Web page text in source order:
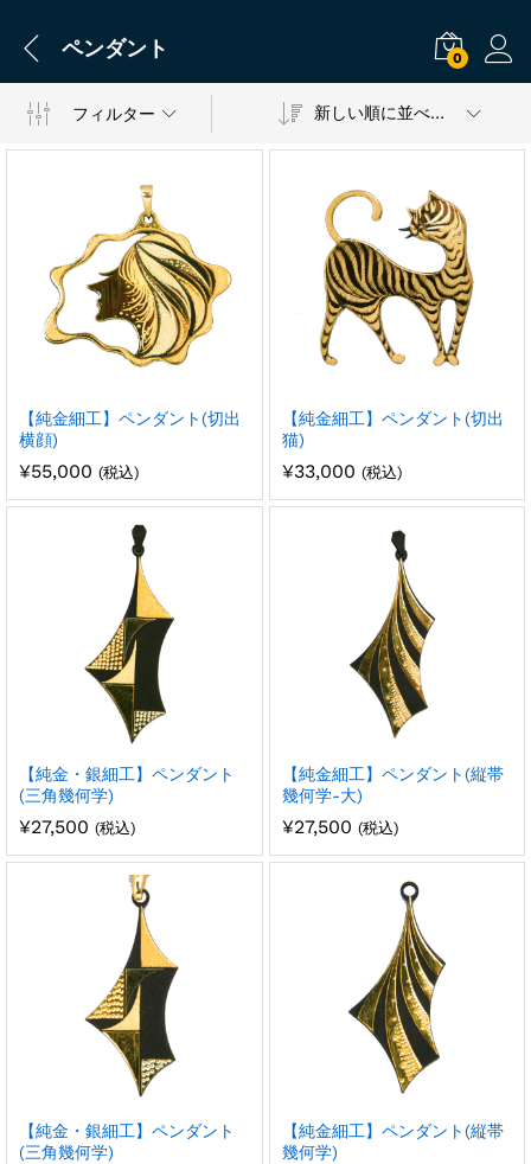
ペンダント 0
フィルター 新しい順に並べ替え
【純金細工】ペンダント(切出
横顔)
¥55,000 (税込)
【純金細工】ペンダント(切出
猫)
¥33,000 (税込)
【純金・銀細工】ペンダント
(三角幾何学)
¥27,500 (税込)
【純金細工】ペンダント(縦帯
幾何学-大)
¥27,500 (税込)
【純金・銀細工】ペンダント
(三角幾何学)
【純金細工】ペンダント(縦帯
幾何学)